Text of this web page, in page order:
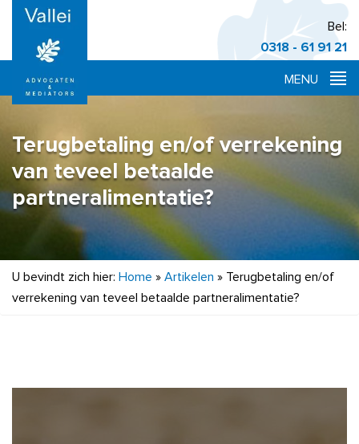
Bel:
0318 - 61 91 21
Terugbetaling en/of verrekening
van teveel betaalde
partneralimentatie?
U bevindt zich hier: Home » Artikelen » Terugbetaling en/of
verrekening van teveel betaalde partneralimentatie?